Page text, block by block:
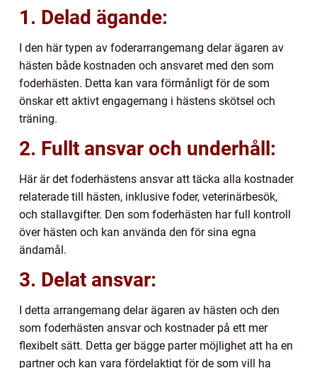
1. Delad ägande:
I den här typen av foderarrangemang delar ägaren av
hästen både kostnaden och ansvaret med den som
foderhästen. Detta kan vara förmånligt för de som
önskar ett aktivt engagemang i hästens skötsel och
träning.
2. Fullt ansvar och underhåll:
Här är det foderhästens ansvar att täcka alla kostnader
relaterade till hästen, inklusive foder, veterinärbesök,
och stallavgifter. Den som foderhästen har full kontroll
över hästen och kan använda den för sina egna
ändamål.
3. Delat ansvar:
I detta arrangemang delar ägaren av hästen och den
som foderhästen ansvar och kostnader på ett mer
flexibelt sätt. Detta ger bägge parter möjlighet att ha en
partner och kan vara fördelaktigt för de som vill ha